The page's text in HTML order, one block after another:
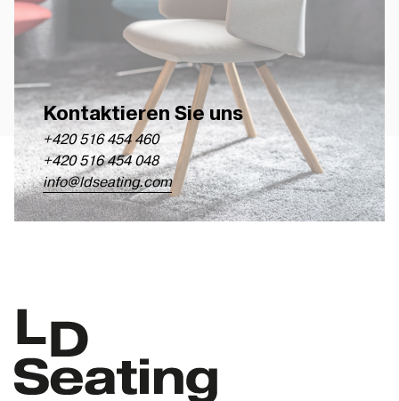
Kontaktieren Sie uns
+420 516 454 460
+420 516 454 048
info@ldseating.com